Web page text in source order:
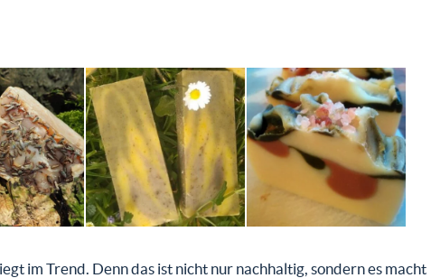
im Trend. Denn das ist nicht nur nachhaltig, sondern es macht